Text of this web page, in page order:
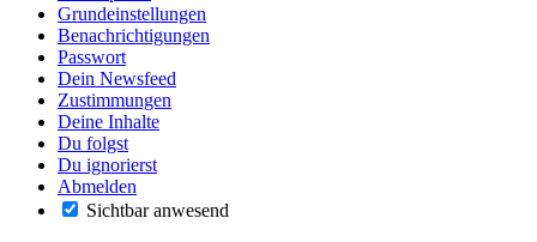
Grundeinstellungen
Benachrichtigungen
Passwort
Dein Newsfeed
Zustimmungen
Deine Inhalte
Du folgst
Du ignorierst
Abmelden
Sichtbar anwesend